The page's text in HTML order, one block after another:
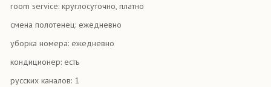
room service: круглосуточно, платно
смена полотенец: ежедневно
уборка номера: ежедневно
кондиционер: есть
русских каналов: 1